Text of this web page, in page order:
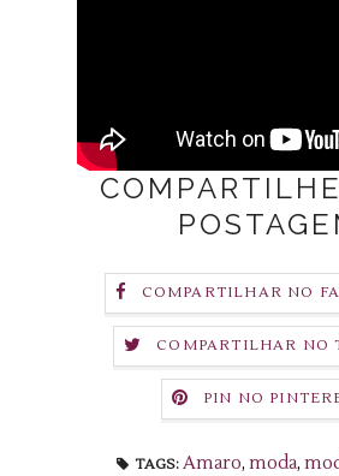
COMPARTILHAR NO
COMPARTILHAR NO
PIN NO
TAGS: Amaro, moda,